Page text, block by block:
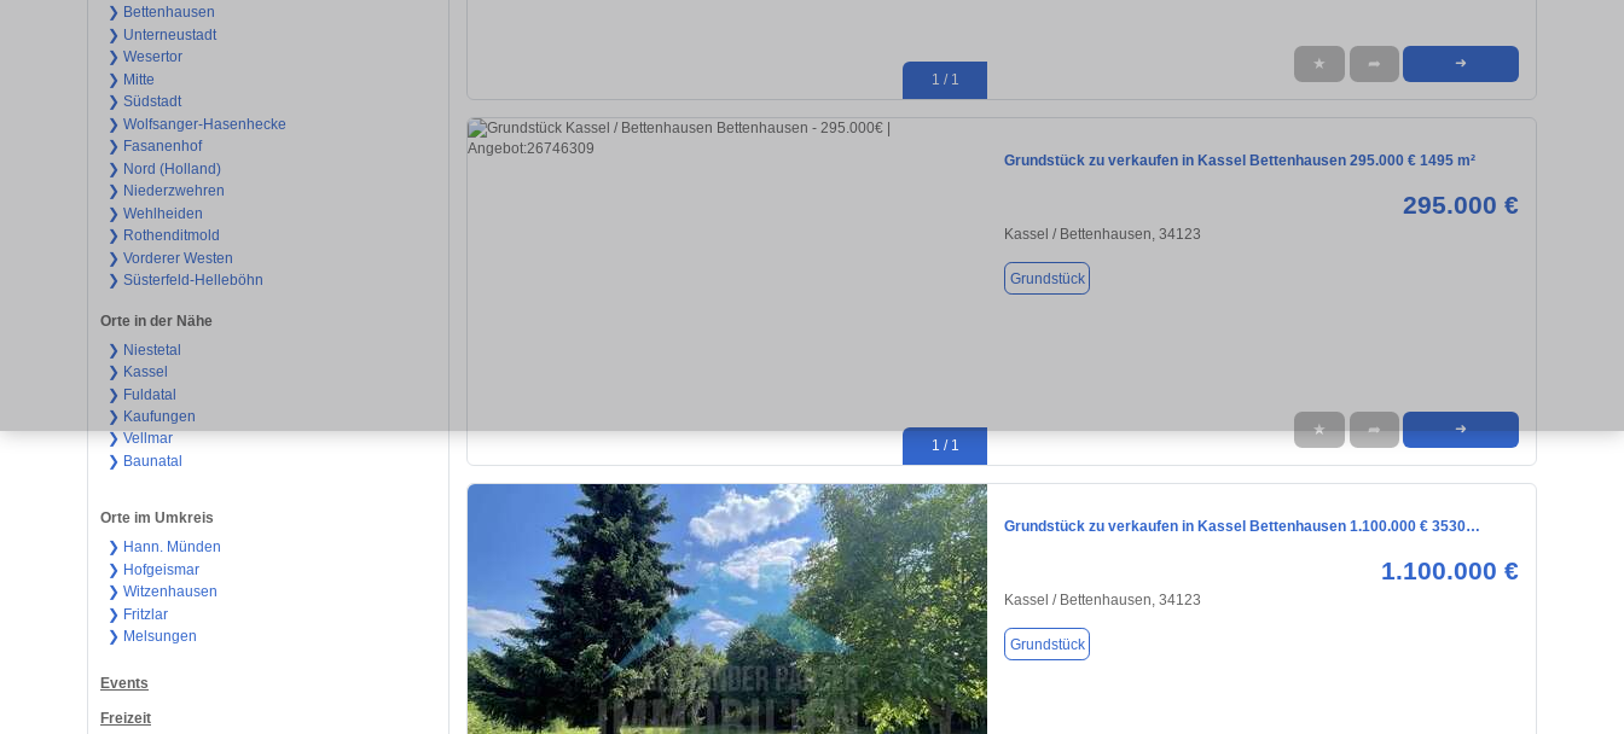
❯ Bettenhausen
❯ Unterneustadt
❯ Wesertor
❯ Mitte
❯ Südstadt
❯ Wolfsanger-Hasenhecke
❯ Fasanenhof
❯ Nord (Holland)
❯ Niederzwehren
❯ Wehlheiden
❯ Rothenditmold
❯ Vorderer Westen
❯ Süsterfeld-Helleböhn
Orte in der Nähe
❯ Niestetal
❯ Kassel
❯ Fuldatal
❯ Kaufungen
❯ Vellmar
❯ Baunatal
Orte im Umkreis
❯ Hann. Münden
❯ Hofgeismar
❯ Witzenhausen
❯ Fritzlar
❯ Melsungen
Events
Freizeit
1 / 1
★ ➦ ➜
1 / 1
Grundstück zu verkaufen in Kassel Bettenhausen 295.000 € 1495 m²
295.000 €
Kassel / Bettenhausen, 34123
Grundstück
★ ➦ ➜
Grundstück zu verkaufen in Kassel Bettenhausen 1.100.000 € 3530…
1.100.000 €
Kassel / Bettenhausen, 34123
Grundstück